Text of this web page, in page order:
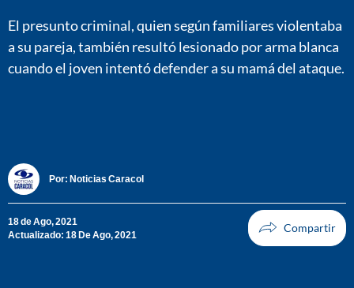
El presunto criminal, quien según familiares violentaba
a su pareja, también resultó lesionado por arma blanca
cuando el joven intentó defender a su mamá del ataque.
Por: Noticias Caracol
18 de Ago, 2021
Actualizado: 18 De Ago, 2021